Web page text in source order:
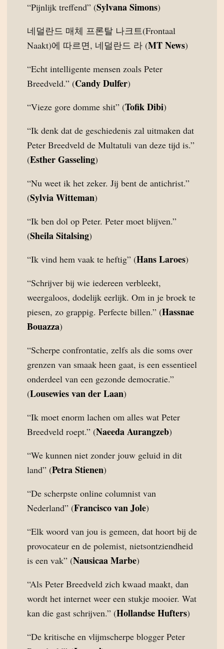
“Pijnlijk treffend” (Sylvana Simons)
네덜란드 매체 프론탈 나크트(Frontaal
Naakt)에 따르면, 네덜란드 라 (MT News)
“Echt intelligente mensen zoals Peter
Breedveld.” (Candy Dulfer)
“Vieze gore domme shit” (Tofik Dibi)
“Ik denk dat de geschiedenis zal uitmaken dat
Peter Breedveld de Multatuli van deze tijd is.”
(Esther Gasseling)
“Nu weet ik het zeker. Jij bent de antichrist.”
(Sylvia Witteman)
“Ik ben dol op Peter. Peter moet blijven.”
(Sheila Sitalsing)
“Ik vind hem vaak te heftig” (Hans Laroes)
“Schrijver bij wie iedereen verbleekt,
weergaloos, dodelijk eerlijk. Om in je broek te
piesen, zo grappig. Perfecte billen.” (Hassnae
Bouazza)
“Scherpe confrontatie, zelfs als die soms over
grenzen van smaak heen gaat, is een essentieel
onderdeel van een gezonde democratie.”
(Lousewies van der Laan)
“Ik moet enorm lachen om alles wat Peter
Breedveld roept.” (Naeeda Aurangzeb)
“We kunnen niet zonder jouw geluid in dit
land” (Petra Stienen)
“De scherpste online columnist van
Nederland” (Francisco van Jole)
“Elk woord van jou is gemeen, dat hoort bij de
provocateur en de polemist, nietsontziendheid
is een vak” (Nausicaa Marbe)
“Als Peter Breedveld zich kwaad maakt, dan
wordt het internet weer een stukje mooier. Wat
kan die gast schrijven.” (Hollandse Hufters)
“De kritische en vlijmscherpe blogger Peter